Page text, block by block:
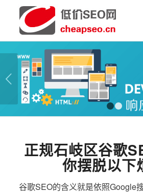
正规石岐区谷歌
你摆脱以下
谷歌SEO的含义就是依照Google